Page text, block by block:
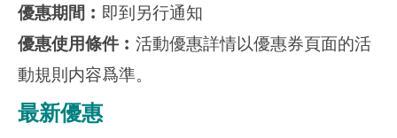
優惠期間︰ 即到另行通知
優惠使用條件 ︰ 活動優惠詳情以優惠券頁面的活
動規則内容爲準。
最新優惠